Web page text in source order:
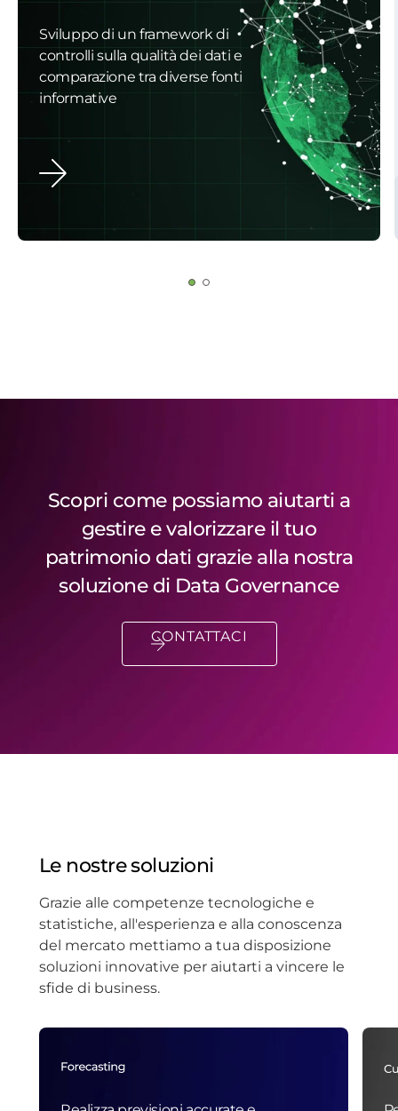
Sviluppo di un framework di
controlli sulla qualità dei dati e
comparazione tra diverse fonti
informative
Scopri come possiamo aiutarti a
gestire e valorizzare il tuo
patrimonio dati grazie alla nostra
soluzione di Data Governance
CONTATTACI
Le nostre soluzioni
Grazie alle competenze tecnologiche e
statistiche, all'esperienza e alla conoscenza
del mercato mettiamo a tua disposizione
soluzioni innovative per aiutarti a vincere le
sfide di business.